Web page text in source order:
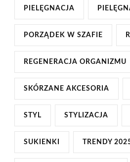
PIELĘGNACJA
PORZĄDEK W SZAFIE
REGENERACJA ORGANIZMU
SKÓRZANE AKCESORIA
STYL STYLIZACJA
SUKIENKI TRENDY